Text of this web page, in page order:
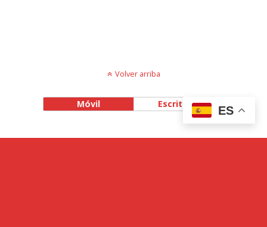
Volver arriba
Móvil Escritorio
ES